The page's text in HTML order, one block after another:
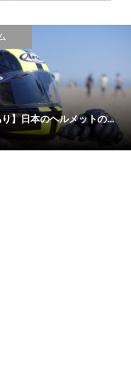
り】日本のヘルメットの...